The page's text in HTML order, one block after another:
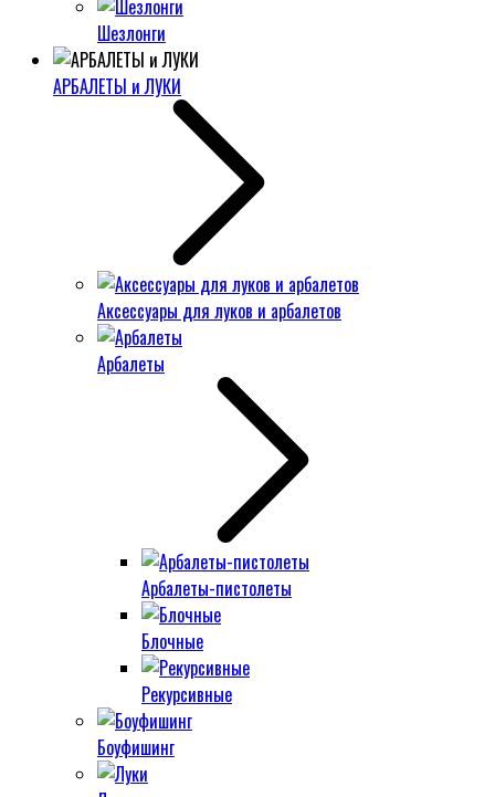
Шезлонги
АРБАЛЕТЫ и ЛУКИ
Аксессуары для луков и арбалетов
Арбалеты
Арбалеты-пистолеты
Блочные
Рекурсивные
Боуфишинг